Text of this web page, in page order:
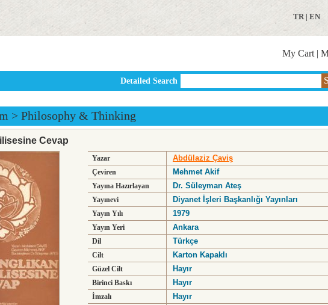
TR| EN
My Cart |
Detailed Search
> Philosophy & Thinking
Cevap
Yazar Abdülaziz Çaviş
Çeviren Mehmet Akif
Yayına Hazırlayan Dr. Süleyman Ateş
Yayınevi Diyanet İşleri Başkanlığı Yayınları
Yayın Yılı 1979
Yayın Yeri Ankara
Dil Türkçe
Cilt Karton Kapaklı
Güzel Cilt Hayır
Birinci Baskı Hayır
İmzalı Hayır